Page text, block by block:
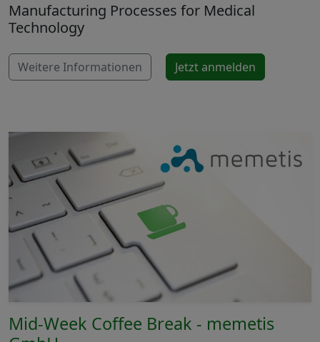
Manufacturing Processes for Medical
Technology
Weitere Informationen Jetzt anmelden
Mid-Week Coffee Break - memetis